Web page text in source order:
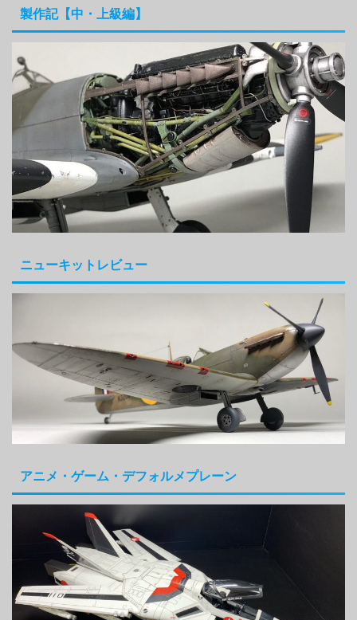
製作記【中・上級編】
ニューキットレビュー
アニメ・ゲーム・デフォルメプレーン